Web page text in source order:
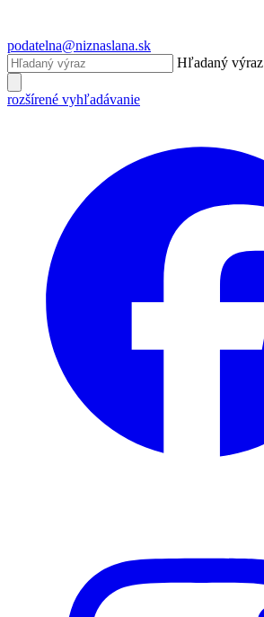
podatelna@niznaslana.sk
Hľadaný výraz
rozšírené vyhľadávanie